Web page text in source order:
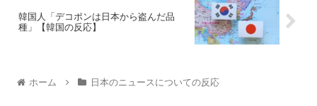
韓国人「デコポンは日本から盗んだ品
種」【韓国の反応】
ホーム 日本のニュースについての反応